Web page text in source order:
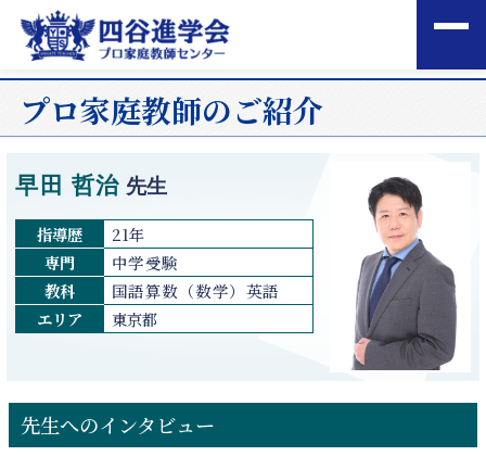
プロ家庭教師のご紹介
早田 哲治 先生
指導歴
21年
専門
中学受験
教科
国語算数（数学） 英語
エリア
東京都
先生へのインタビュー